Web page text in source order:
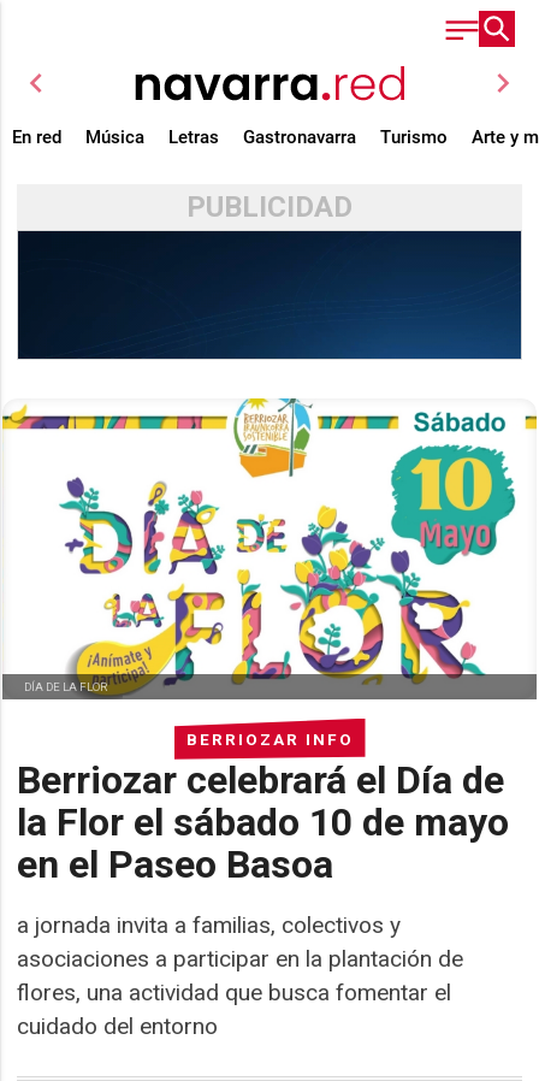
chevron_left chevron_right
En red Música Letras Gastronavarra Turismo Arte y
PUBLICIDAD
BERRIOZAR INFO
Berriozar celebrará el Día de
la Flor el sábado 10 de mayo
en el Paseo Basoa
a jornada invita a familias, colectivos y
asociaciones a participar en la plantación de
flores, una actividad que busca fomentar el
cuidado del entorno
DÍA DE LA FLOR